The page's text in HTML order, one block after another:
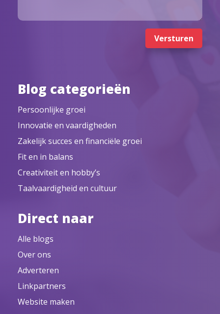
Versturen
Blog categorieën
Persoonlijke groei
Innovatie en vaardigheden
Zakelijk succes en financiële groei
Fit en in balans
Creativiteit en hobby’s
Taalvaardigheid en cultuur
Direct naar
Alle blogs
Over ons
Adverteren
Linkpartners
Website maken